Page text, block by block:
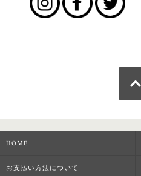
HOME
お支払い方法について